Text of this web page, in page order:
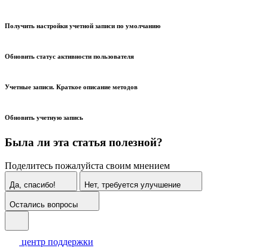
Получить настройки учетной записи по умолчанию
Обновить статус активности пользователя
Учетные записи. Краткое описание методов
Обновить учетную запись
Была ли эта статья полезной?
Поделитесь пожалуйста своим мнением
Да, спасибо! Нет, требуется улучшение
Остались вопросы
центр поддержки